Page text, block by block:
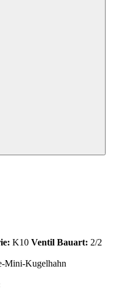
K10 Ventil Bauart: 2/2
Mini-Kugelhahn